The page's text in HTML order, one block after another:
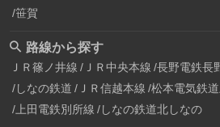
笹賀
路線から探す
ＪＲ篠ノ井線 ＪＲ中央本線 長野電鉄長
しなの鉄道 ＪＲ信越本線 松本電気鉄
上田電鉄別所線 しなの鉄道北しなの